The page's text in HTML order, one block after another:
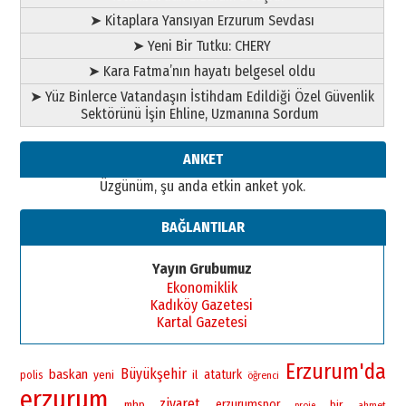
SEÇİYORSUNUZ… “NEDEN
ATATÜRK ÜNİVERSİTESİ?”
28 Temmuz 2026 Salı
Ahmet Gökhan YAZICI
Ahmed Yesevi’den bir Alperen…
”Reisimiz” idi… Hakka yürüdü.!
26 Mart 2026 Perşembe
gönül adamı Faruk Terzioğlu!
Başkan Sekmen’den Erzurum’a
bir vizyon proje daha!
02 Ağustos 2026 Pazar
➤ Kitaplara Yansıyan Erzurum Sevdası
➤ Yeni Bir Tutku: CHERY
➤ Kara Fatma’nın hayatı belgesel oldu
➤ Yüz Binlerce Vatandaşın İstihdam Edildiği Özel Güvenlik
Sektörünü İşin Ehline, Uzmanına Sordum
ANKET
Üzgünüm, şu anda etkin anket yok.
BAĞLANTILAR
Yayın Grubumuz
Ekonomiklik
Kadıköy Gazetesi
Kartal Gazetesi
polis baskan yeni Büyükşehir il ataturk öğrenci Erzurum'da